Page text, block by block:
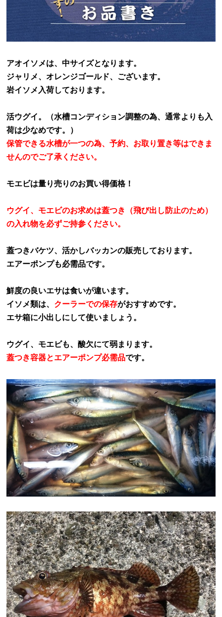
アオイソメは、中サイズとなります。
ジャリメ、オレンジゴールド、 ございます。
岩イソメ入荷しております。
活ウグイ。（水槽コンディション調整の為、通常よりも入
荷は少なめです。）
保管できる水槽が一つの為、予約、お取り置き等はできま
せんのでご了承ください。
モエビは量り売りのお買い得価格！
ウグイ、モエビのお求めは蓋つき（飛び出し防止のため）
の入れ物を必ずご持参ください。
蓋つきバケツ、活かしバッカンの販売しております。
エアーポンプも必需品です。
鮮度の良いエサは食いが違います。
イソメ類は、 クーラーでの保存がおすすめです。
エサ箱に小出しにして使いましょう。
ウグイ、モエビも、酸欠にて弱まります。
蓋つき容器とエアーポンプ必需品です。